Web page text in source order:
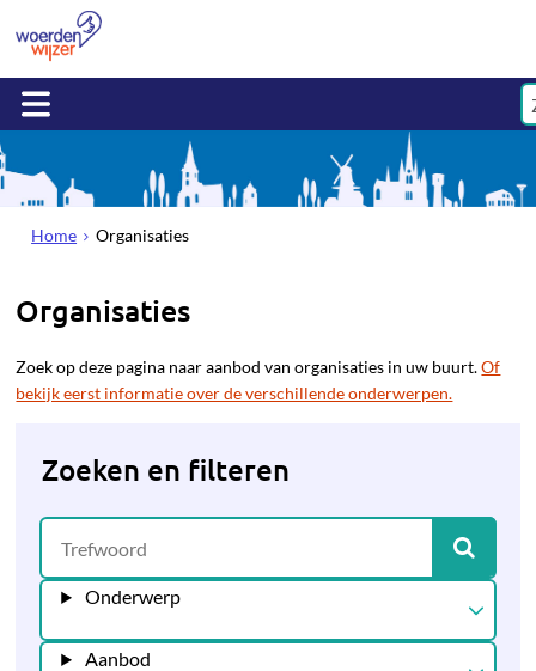
Home Organisaties
Organisaties
Zoek op deze pagina naar aanbod van organisaties in uw buurt.Of
bekijk eerst informatie over de verschillende onderwerpen.
Zoeken en filteren
Onderwerp
Aanbod